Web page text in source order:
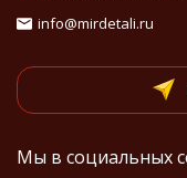
info@mirdetali.ru
Мы в социальных